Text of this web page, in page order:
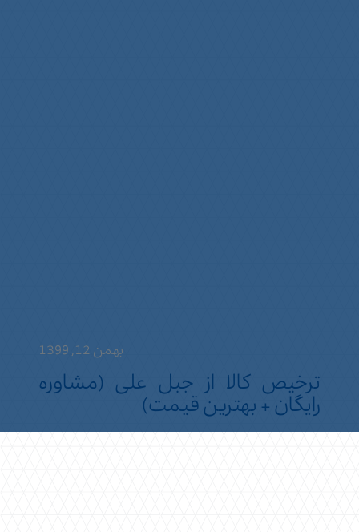
بهمن 12, 1399
ترخیص کالا از جبل علی (مشاوره
رایگان + بهترین قیمت)